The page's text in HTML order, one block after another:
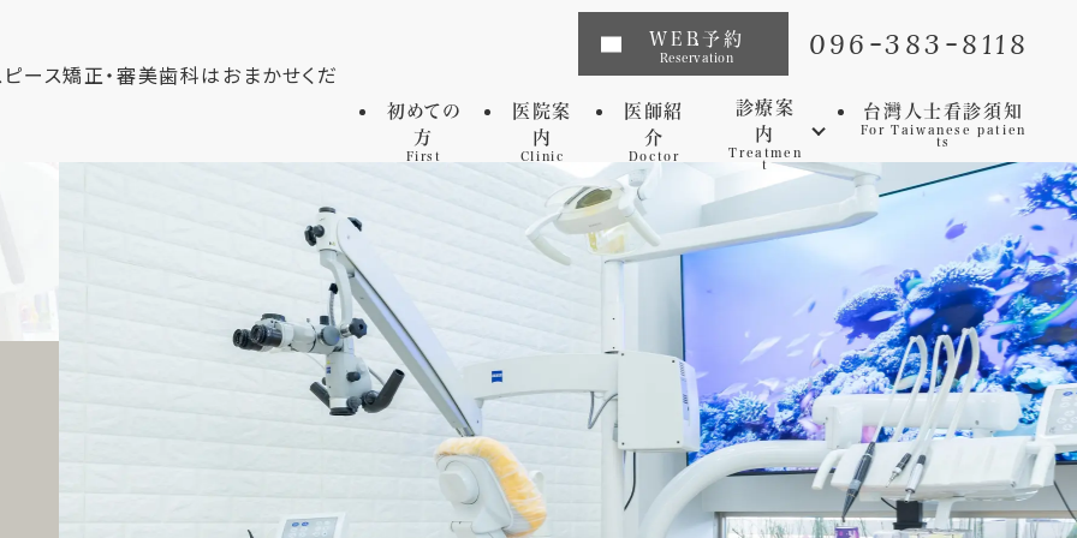
WEB予約
Reservation 096-383-8118
初めての
方
First
医院案
内
Clinic
医師紹
介
Doctor
診療案
内
Treatmen
t
インプラント
マウスピース矯正
セレック
審美歯科
ホワイトニング
矯正歯科
歯周病
予防歯科
マイクロスコープ
台灣人士看診須知
For Taiwanese patien
ts